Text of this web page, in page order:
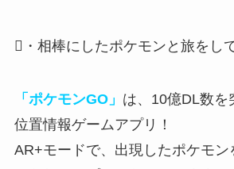
・相棒にしたポケモンと旅をし
「ポケモンGO」 は、10億DL数を
位置情報ゲームアプリ！
AR+モードで、出現したポケモン